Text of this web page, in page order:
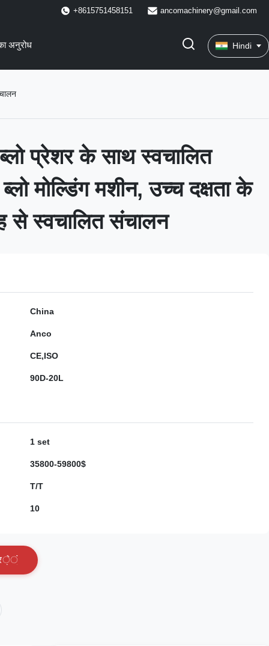
+8615751458151 ancomachinery@gmail.com
अनुरोध Hindi
प्रेशर के साथ स्वचालित
मोल्डिंग मशीन, उच्च दक्षता के
से स्वचालित संचालन
China
Anco
CE,ISO
90D-20L
1 set
35800-59800$
T/T
10
ें